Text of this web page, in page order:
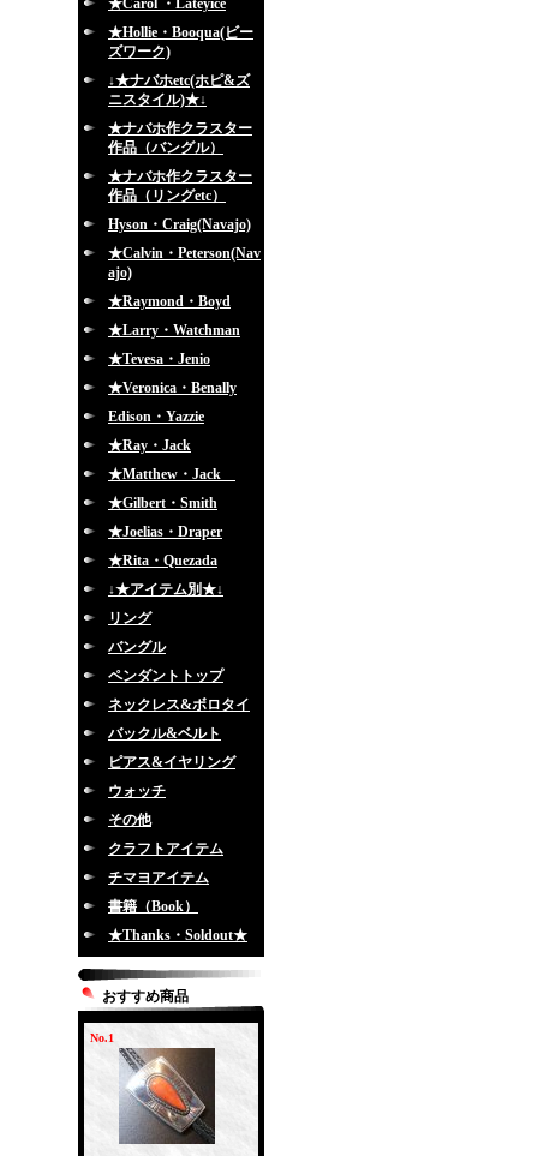
★Carol ・Lateyice
★Hollie・Booqua(ビー
ズワーク)
↓★ナバホetc(ホピ&ズ
ニスタイル)★↓
★ナバホ作クラスター
作品（バングル）
★ナバホ作クラスター
作品（リングetc）
Hyson・Craig(Navajo)
★Calvin・Peterson(Nav
ajo)
★Raymond・Boyd
★Larry・Watchman
★Tevesa・Jenio
★Veronica・Benally
Edison・Yazzie
★Ray・Jack
★Matthew・Jack
★Gilbert・Smith
★Joelias・Draper
★Rita・Quezada
↓★アイテム別★↓
リング
バングル
ペンダントトップ
ネックレス&ボロタイ
バックル&ベルト
ピアス&イヤリング
ウォッチ
その他
クラフトアイテム
チマヨアイテム
書籍（Book）
★Thanks・Soldout★
おすすめ商品
No.1